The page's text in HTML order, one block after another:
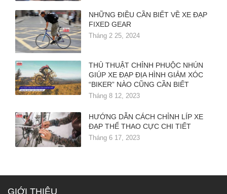
NHỮNG ĐIỀU CẦN BIẾT VỀ XE ĐẠP
FIXED GEAR
Tháng 2 25, 2024
THỦ THUẬT CHỈNH PHUỘC NHÚN
GIÚP XE ĐẠP ĐỊA HÌNH GIẢM XÓC
“BIKER” NÀO CŨNG CẦN BIẾT
Tháng 8 12, 2023
HƯỚNG DẪN CÁCH CHỈNH LÍP XE
ĐẠP THỂ THAO CỰC CHI TIẾT
Tháng 6 17, 2023
GIỚI THIỆU